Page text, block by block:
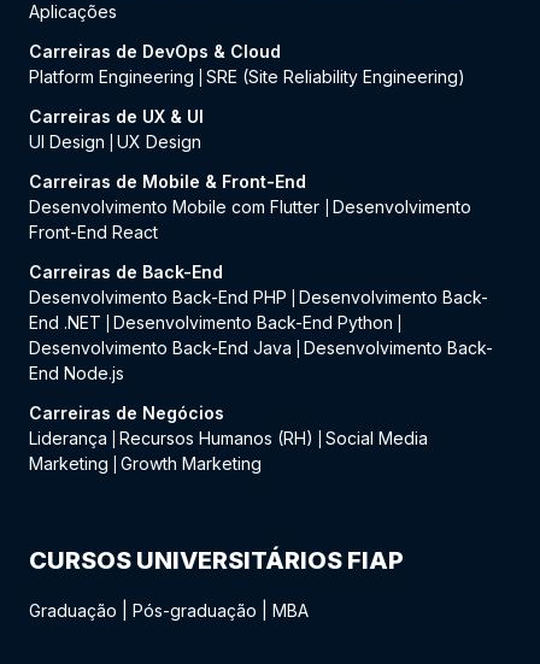
Aplicações
Carreiras de DevOps & Cloud
Platform Engineering
SRE (Site Reliability Engineering)
Carreiras de UX & UI
UI Design
UX Design
Carreiras de Mobile & Front-End
Desenvolvimento Mobile com Flutter
Desenvolvimento
Front-End React
Carreiras de Back-End
Desenvolvimento Back-End PHP
Desenvolvimento Back-
End .NET
Desenvolvimento Back-End Python
Desenvolvimento Back-End Java
Desenvolvimento Back-
End Node.js
Carreiras de Negócios
Liderança
Recursos Humanos (RH)
Social Media
Marketing
Growth Marketing
CURSOS UNIVERSITÁRIOS FIAP
Graduação Pós-graduação MBA